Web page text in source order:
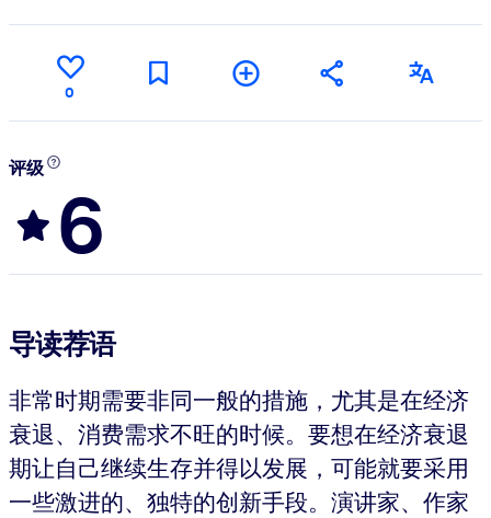
0
评级
6
导读荐语
非常时期需要非同一般的措施，尤其是在经济
衰退、消费需求不旺的时候。要想在经济衰退
期让自己继续生存并得以发展，可能就要采用
一些激进的、独特的创新手段。演讲家、作家